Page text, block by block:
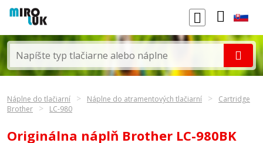
Náplne do tlačiarní Náplne do atramentových tlačiarní
Cartridge
Brother
LC-980
Originálna náplň Brother LC-980BK